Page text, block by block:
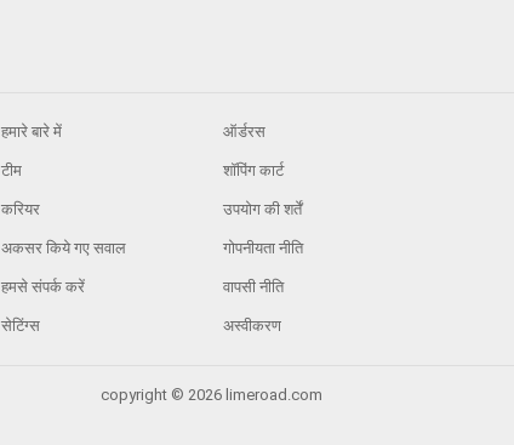
हमारे बारे में
टीम
करियर
अकसर किये गए सवाल
हमसे संपर्क करें
सेटिंग्स
ऑर्डरस
शॉपिंग कार्ट
उपयोग की शर्तें
गोपनीयता नीति
वापसी नीति
अस्वीकरण
copyright © 2026 limeroad.com